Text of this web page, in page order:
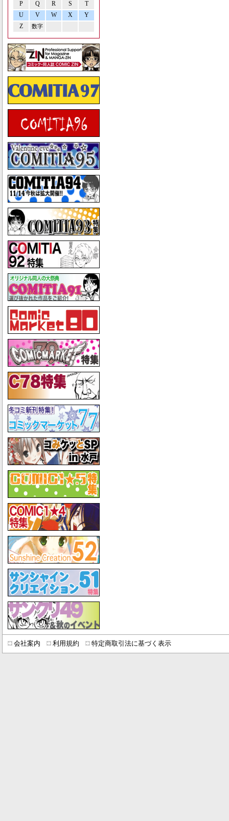
P Q R S
T
U
V W X
Y
Z
数字
会社案内 利用規約 特定商取引法に基づく表示